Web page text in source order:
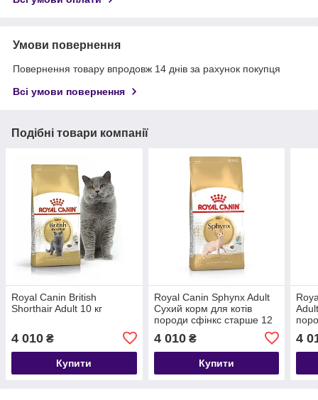
Умови повернення
Повернення товару впродовж 14 днів за рахунок покупця
Всі умови повернення
Подібні товари компанії
Royal Canin British
Shorthair Adult 10 кг
4 010 ₴
Купити
Royal Canin Sphynx Adult
Сухий корм для котів
породи cфінкс старше 12
4 010₴
Купити
4